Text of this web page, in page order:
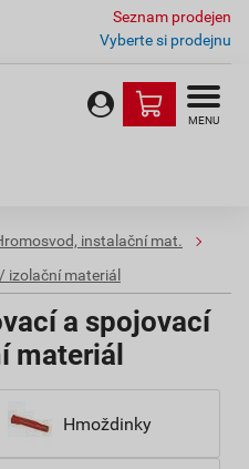
Seznam prodejen
Vyberte si prodejnu
MENU
instalační mat.
izolační materiál
a spojovací
materiál
Hmoždinky